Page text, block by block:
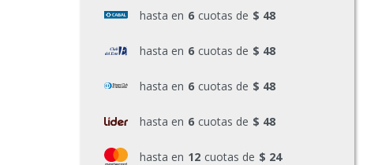
hasta en 6 cuotas de $ 48
hasta en 6 cuotas de $ 48
hasta en 6 cuotas de $ 48
hasta en 6 cuotas de $ 48
hasta en 12 cuotas de $ 24